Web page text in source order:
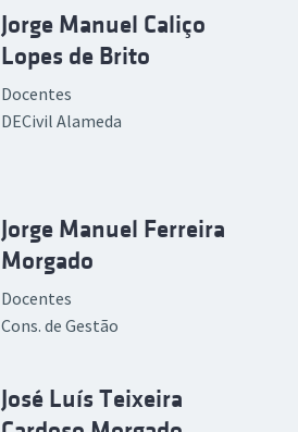
Jorge Manuel Caliço
Lopes de Brito
Docentes
DECivil Alameda
Jorge Manuel Ferreira
Morgado
Docentes
Cons. de Gestão
José Luís Teixeira